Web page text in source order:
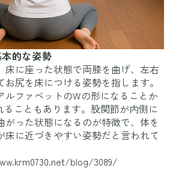
的な姿勢
床に座った状態で両膝を曲げ、左右
尻を床につける姿勢を指します。
ルファベットのWの形になることか
ることもあります。股関節が内側に
がった状態になるのが特徴で、体を
床に近づきやすい姿勢だと言われて
blog/3089/